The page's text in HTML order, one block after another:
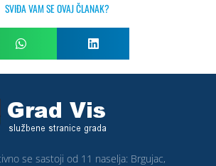
SVIĐA VAM SE OVAJ ČLANAK?
se sastoji od 11 naselja: Brgujac,